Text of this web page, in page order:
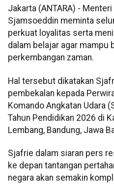
Jakarta (ANTARA) -
Sjamsoeddin meminta
perkuat loyalitas serta
dalam belajar agar mampu
perkembangan zaman.
Hal tersebut dikatakan
pembekalan kepada
Komando Angkatan Udara
Tahun Pendidikan 2026 di
Lembang, Bandung, Jawa
Sjafrie dalam siaran pers
ke depan tantangan
negara akan semakin